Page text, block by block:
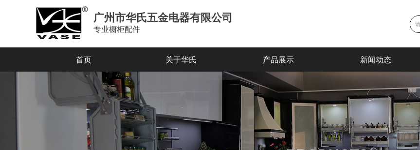
首页 关于华氏 产品展示 新闻动态
广州市华氏五金电器有限公司
专业橱柜配件